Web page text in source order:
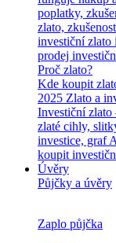
poplatky,
zlato,
investiční zlato
prodej
Proč zlato?
Kde koupit
2025 Zlato a
Investiční zlato
zlaté cihly,
investice, graf
koupit
Úvěry
Půjčky a úvěry
Zaplo půjčka